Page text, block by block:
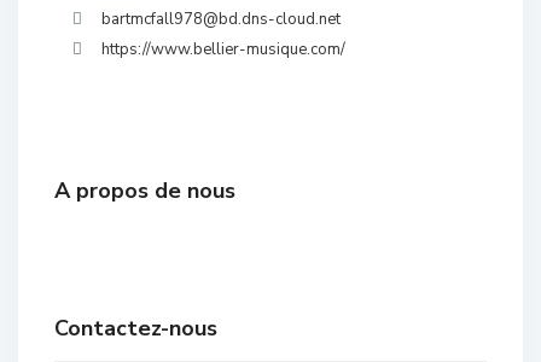
bartmcfall978@bd.dns-cloud.net
https://www.bellier-musique.com/
A propos de nous
Contactez-nous